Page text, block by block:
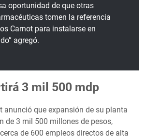
oportunidad de que otras
tomen la referencia
Carnot para instalarse en
agregó.
3 mil 500 mdp
anunció que expansión de su planta
de 3 mil 500 millones de pesos,
de 600 empleos directos de alta